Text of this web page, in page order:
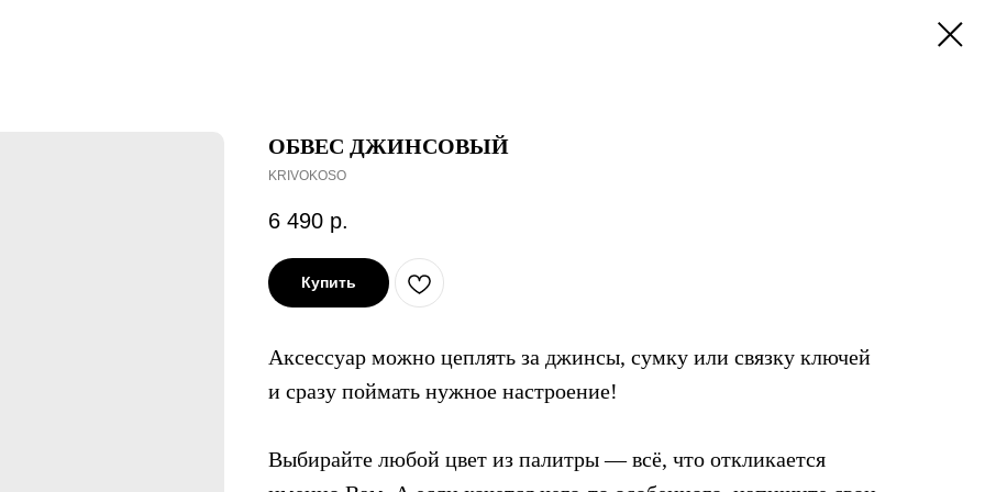
ОБВЕС ДЖИНСОВЫЙ
KRIVOKOSO
6 490 р.
Купить
Аксессуар можно цеплять за джинсы, сумку или связку ключей
и сразу поймать нужное настроение!
Выбирайте любой цвет из палитры — всё, что откликается